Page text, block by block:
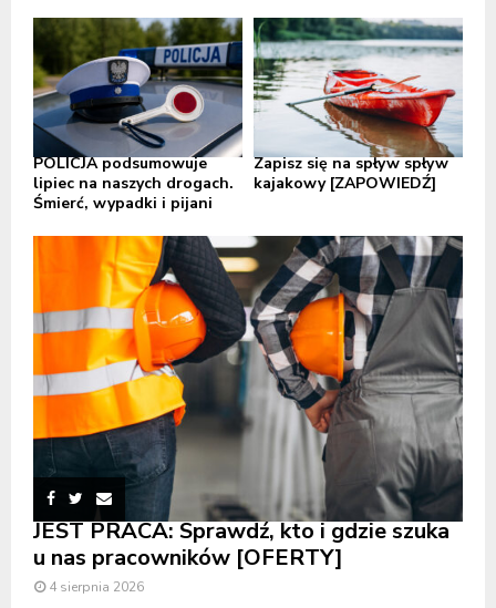
POLICJA podsumowuje
lipiec na naszych drogach.
Śmierć, wypadki i pijani
Zapisz się na spływ spływ
kajakowy [ZAPOWIEDŹ]
JEST PRACA: Sprawdź, kto i gdzie szuka
u nas pracowników [OFERTY]
4 sierpnia 2026